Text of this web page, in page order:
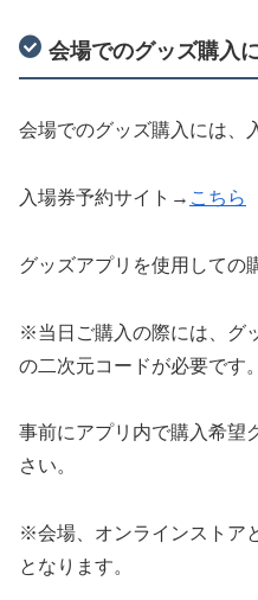
会場でのグッズ購入
会場でのグッズ購入には、
入場券予約サイト→ こちら
グッズアプリを使用しての
※当日ご購入の際には、グ
の二次元コードが必要です。
事前にアプリ内で購入希望
さい。
※会場、オンラインストア
となります。